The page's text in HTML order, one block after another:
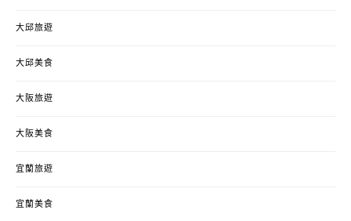
大邱旅遊
大邱美食
大阪旅遊
大阪美食
宜蘭旅遊
宜蘭美食